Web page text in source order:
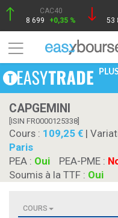
CAC40
8 699
+0,35 %
53
CAPGEMINI
[ISIN FR0000125338]
Cours : 109,25 |
Paris
PEA : Oui PEA-PME :
Soumis à la TTF : Oui
COURS